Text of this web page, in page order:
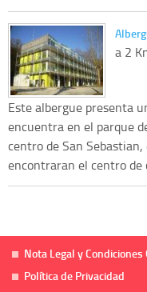
a 2
Este albergue presenta
encuentra en el parque
centro de San
encontraran el centro de
Nota Legal y Condiciones
Política de Privacidad